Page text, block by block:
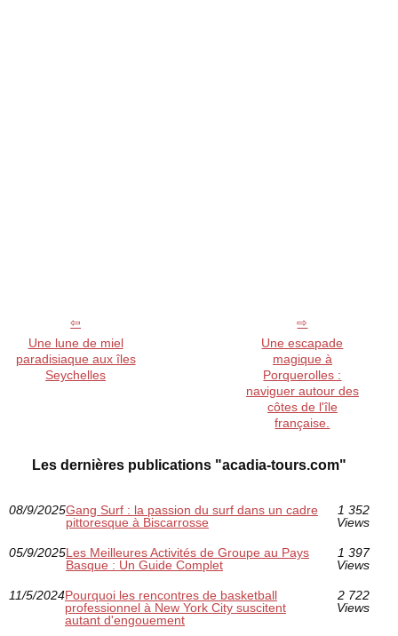
Une lune de miel
paradisiaque aux îles
Seychelles
Une escapade
magique à
Porquerolles :
naviguer autour des
côtes de l'île
française.
Les dernières publications "acadia-tours.com"
08/9/2025Gang Surf : la passion du surf dans un cadre
pittoresque à Biscarrosse
1 352
Views
05/9/2025Les Meilleures Activités de Groupe au Pays
Basque : Un Guide Complet
1 397
Views
11/5/2024Pourquoi les rencontres de basketball
professionnel à New York City suscitent
autant d'engouement
2 722
Views